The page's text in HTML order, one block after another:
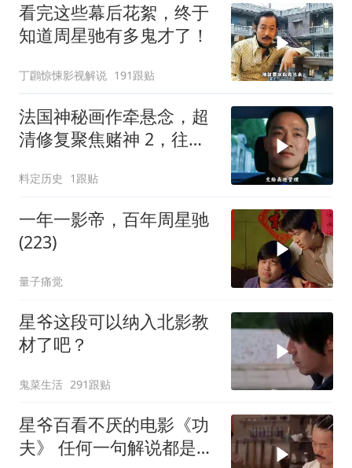
看完这些幕后花絮，终于
知道周星驰有多鬼才了！
丁鸊惊悚影视解说 191跟贴
法国神秘画作牵悬念，超
清修复聚焦赌神 2，往昔
料定历史 1跟贴
一年一影帝，百年周星驰
(223)
量子痛觉
星爷这段可以纳入北影教
材了吧？
鬼菜生活 291跟贴
星爷百看不厌的电影《功
夫》 任何一句解说都是对